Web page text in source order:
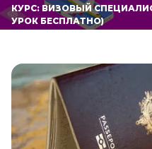
КУРС: ВИЗОВЫЙ
УРОК БЕСПЛАТНО)